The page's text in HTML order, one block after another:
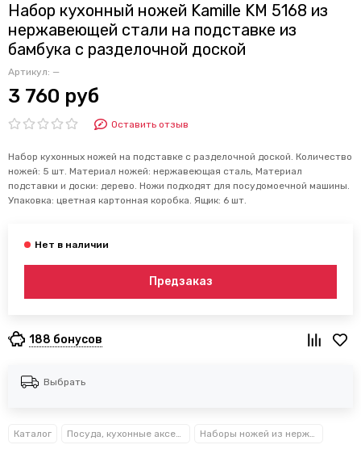
Набор кухонный ножей Kamille KM 5168 из
нержавеющей стали на подставке из
бамбука с разделочной доской
Артикул: —
3 760 руб
Оставить отзыв
Набор кухонных ножей на подставке с разделочной доской. Количество
ножей: 5 шт. Материал ножей: нержавеющая сталь, Материал
подставки и доски: дерево. Ножи подходят для посудомоечной машины.
Упаковка: цветная картонная коробка. Ящик: 6 шт.
Предзаказ
188 бонусов
Выбрать
Каталог Посуда, кухонные аксессуары и принадлежности TM Kamille TM Ofenbach Наборы ножей из нержавеющей стали Kamille™